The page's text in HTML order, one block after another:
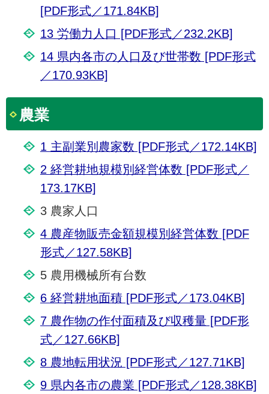
[PDF形式／171.84KB]
13 労働力人口 [PDF形式／232.2KB]
14 県内各市の人口及び世帯数 [PDF形式
／170.93KB]
農業
1 主副業別農家数 [PDF形式／172.14KB]
2 経営耕地規模別経営体数 [PDF形式／
173.17KB]
3 農家人口
4 農産物販売金額規模別経営体数 [PDF
形式／127.58KB]
5 農用機械所有台数
6 経営耕地面積 [PDF形式／173.04KB]
7 農作物の作付面積及び収穫量 [PDF形
式／127.66KB]
8 農地転用状況 [PDF形式／127.71KB]
9 県内各市の農業 [PDF形式／128.38KB]